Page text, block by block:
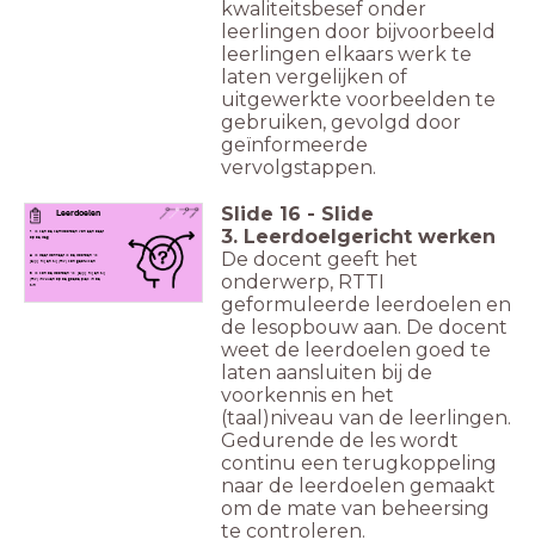
kwaliteitsbesef onder
leerlingen door bijvoorbeeld
leerlingen elkaars werk te
laten vergelijken of
uitgewerkte voorbeelden te
gebruiken, gevolgd door
geïnformeerde
vervolgstappen.
Leerdoelen
1. Ik ken de kernwoorden van een beer
op de weg
2. Ik weet wanneer ik de woorden 'ik,
je/jij, hij en zij (mv) kan gebruiken
3. Ik kan de woorden 'ik, je/jij, hij en zij
(mv) invullen op de goede plek in de
zin.
Slide 16 - Slide
3. Leerdoelgericht werken
De docent geeft het
onderwerp, RTTI
geformuleerde leerdoelen en
de lesopbouw aan. De docent
weet de leerdoelen goed te
laten aansluiten bij de
voorkennis en het
(taal)niveau van de leerlingen.
Gedurende de les wordt
continu een terugkoppeling
naar de leerdoelen gemaakt
om de mate van beheersing
te controleren.